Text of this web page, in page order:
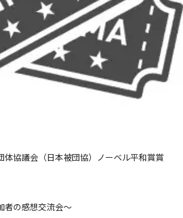
体協議会（日本被団協）ノーベル平和賞賞
者の感想交流会〜